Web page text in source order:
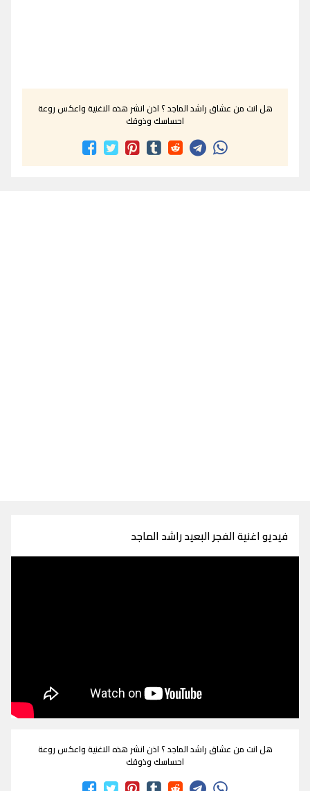
هل انت من عشاق راشد الماجد ؟ اذن انشر هذه الاغنية واعكس روعة
احساسك وذوقك
فيديو اغنية الفجر البعيد راشد الماجد
هل انت من عشاق راشد الماجد ؟ اذن انشر هذه الاغنية واعكس روعة
احساسك وذوقك